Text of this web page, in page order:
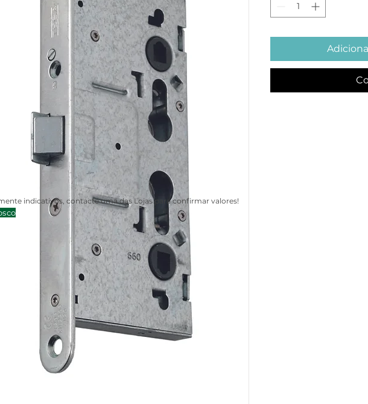
indicativos, contacte uma das Lojas para confirmar valores!